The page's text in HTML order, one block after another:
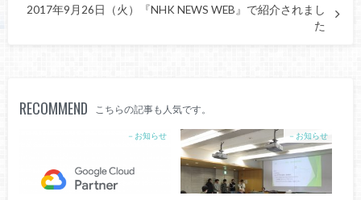
2017年9月26日（火）『NHK NEWS WEB』で紹介されまし
た
RECOMMEND こちらの記事も人気です。
－お知らせ －お知らせ